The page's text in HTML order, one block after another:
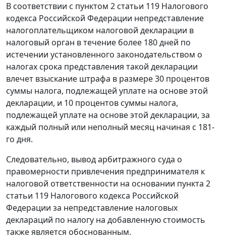
В соответствии с пунктом 2 статьи 119 Налогового
кодекса Российской Федерации непредставление
налогоплательщиком налоговой декларации в
налоговый орган в течение более 180 дней по
истечении установленного законодательством о
налогах срока представления такой декларации
влечет взыскание штрафа в размере 30 процентов
суммы налога, подлежащей уплате на основе этой
декларации, и 10 процентов суммы налога,
подлежащей уплате на основе этой декларации, за
каждый полный или неполный месяц начиная с 181-
го дня.
Следовательно, вывод арбитражного суда о
правомерности привлечения предпринимателя к
налоговой ответственности на основании пункта 2
статьи 119 Налогового кодекса Российской
Федерации за непредставление налоговых
деклараций по налогу на добавленную стоимость
также является обоснованным.